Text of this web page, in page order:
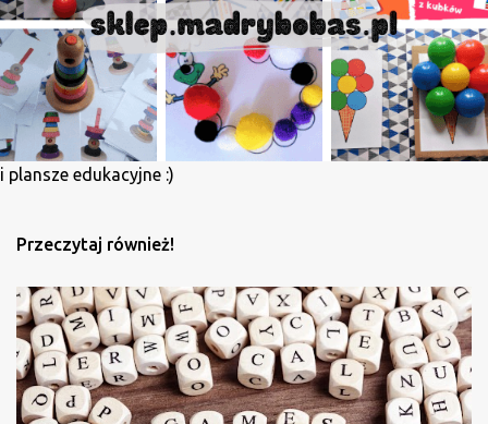
e
n
r
z
i plansze edukacyjne :)
Przeczytaj również!